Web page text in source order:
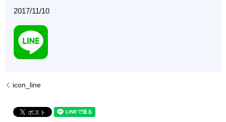
2017/11/10
icon_line